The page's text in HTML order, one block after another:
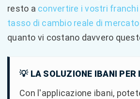
resto a convertire i vostri franchi
tasso di cambio reale di mercato
quanto vi costano davvero
💡 LA SOLUZIONE IBANI PER
Con l'applicazione ibani,